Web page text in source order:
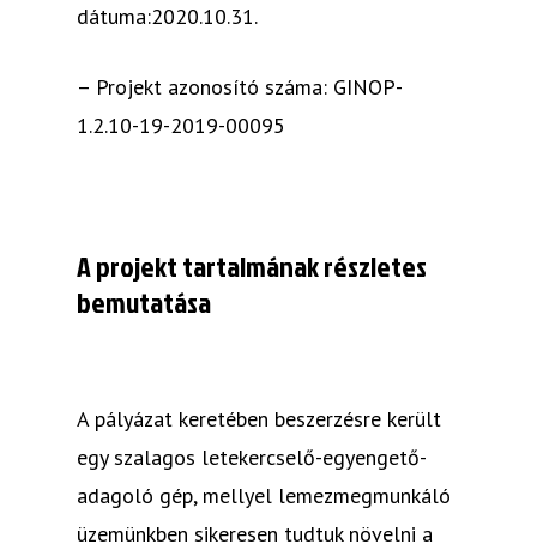
dátuma:2020.10.31.
– Projekt azonosító száma: GINOP-
1.2.10-19-2019-00095
A projekt tartalmának részletes
bemutatása
A pályázat keretében beszerzésre került
egy szalagos letekercselő-egyengető-
adagoló gép, mellyel lemezmegmunkáló
üzemünkben sikeresen tudtuk növelni a